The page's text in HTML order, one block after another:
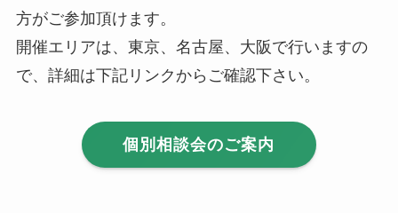
方がご参加頂けます。
開催エリアは、東京、名古屋、大阪で行いますの
で、詳細は下記リンクからご確認下さい。
個別相談会のご案内